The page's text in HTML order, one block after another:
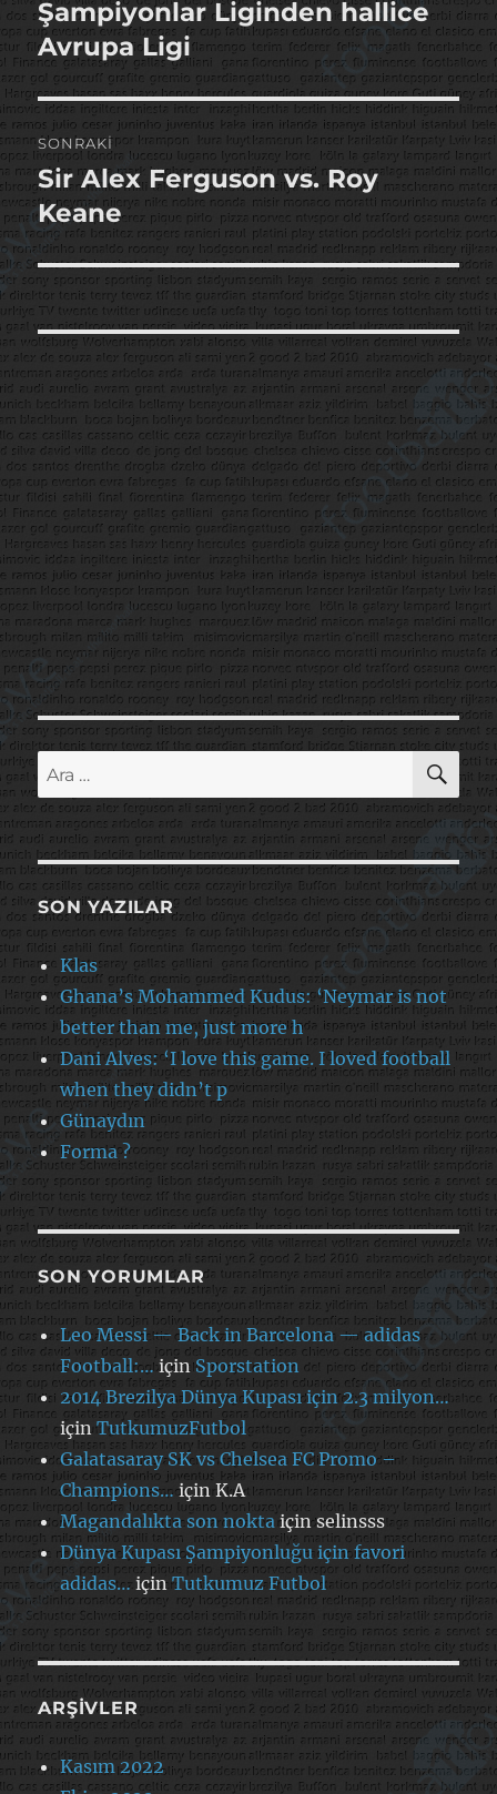
Önceki
yazı:
Şampiyonlar Liginden hallice
Avrupa Ligi
SONRAKI
Sonraki
yazı:
Sir Alex Ferguson vs. Roy
Keane
Ara:
SON YAZILAR
Klas
Ghana’s Mohammed Kudus: ‘Neymar is not
better than me, just more h
Dani Alves: ‘I love this game. I loved football
when they didn’t p
Günaydın
Forma ?
SON YORUMLAR
Leo Messi — Back in Barcelona — adidas
Football:…içinSporstation
2014 Brezilya Dünya Kupası için 2.3 milyon…
içinTutkumuzFutbol
Galatasaray SK vs Chelsea FC Promo –
Champions…içinK.A
Magandalıkta son noktaiçinselinsss
Dünya Kupası Şampiyonluğu için favori
adidas… içinTutkumuz Futbol
ARŞIVLER
Kasım 2022